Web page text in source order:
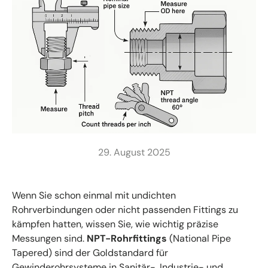
29. August 2025
Wenn Sie schon einmal mit undichten
Rohrverbindungen oder nicht passenden Fittings zu
kämpfen hatten, wissen Sie, wie wichtig präzise
Messungen sind. NPT-Rohrfittings (National Pipe
Tapered) sind der Goldstandard für